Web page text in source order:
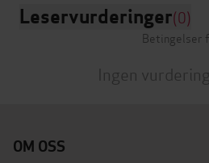
Leservurderinger(0)
Betingelser
Ingen
OM OSS